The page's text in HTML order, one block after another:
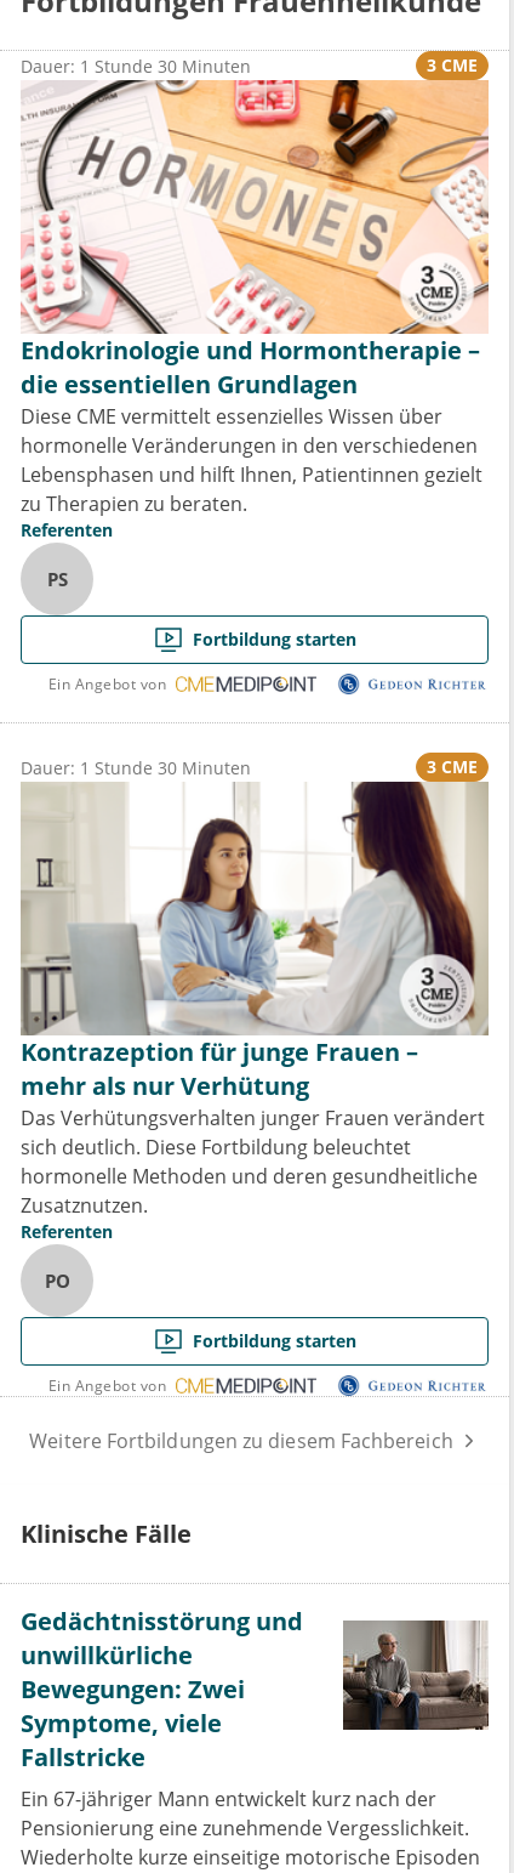
Dauer: 1 Stunde 30 Minuten 3 CME
Endokrinologie und Hormontherapie –
die essentiellen Grundlagen
Diese CME vermittelt essenzielles Wissen über
hormonelle Veränderungen in den verschiedenen
Lebensphasen und hilft Ihnen, Patientinnen gezielt
zu Therapien zu beraten.
Referenten
PS
Fortbildung starten
Ein Angebot von
Dauer: 1 Stunde 30 Minuten 3 CME
Kontrazeption für junge Frauen –
mehr als nur Verhütung
Das Verhütungsverhalten junger Frauen verändert
sich deutlich. Diese Fortbildung beleuchtet
hormonelle Methoden und deren gesundheitliche
Zusatznutzen.
Referenten
PO
Fortbildung starten
Ein Angebot von
Weitere Fortbildungen zu diesem Fachbereich
Klinische Fälle
Gedächtnisstörung und
unwillkürliche
Bewegungen: Zwei
Symptome, viele
Fallstricke
Ein 67-jähriger Mann entwickelt kurz nach der
Pensionierung eine zunehmende Vergesslichkeit.
Wiederholte kurze einseitige motorische Episoden